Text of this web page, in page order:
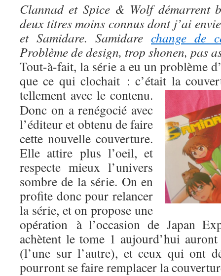
Clannad et Spice & Wolf démarrent
deux titres moins connus dont j’ai
et Samidare. Samidare change de
Problème de design, trop shonen, pas
Tout-à-fait, la série a eu un problème
que ce qui clochait : c’était la
tellement avec le contenu.
Donc on a renégocié avec
l’éditeur et obtenu de faire
cette nouvelle couverture.
Elle attire plus l’oeil, et
respecte mieux l’univers
sombre de la série. On en
profite donc pour relancer
la série, et on propose une
opération à l’occasion de Japan
achètent le tome 1 aujourd’hui
(l’une sur l’autre), et ceux qui ont
pourront se faire remplacer la